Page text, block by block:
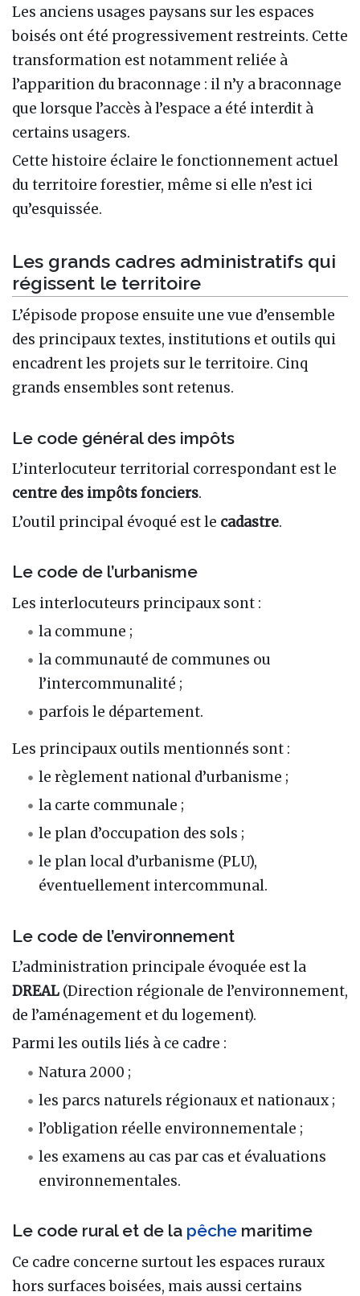
Les anciens usages paysans sur les espaces
boisés ont été progressivement restreints. Cette
transformation est notamment reliée à
l’apparition du braconnage : il n’y a braconnage
que lorsque l’accès à l’espace a été interdit à
certains usagers.
Cette histoire éclaire le fonctionnement actuel
du territoire forestier, même si elle n’est ici
qu’esquissée.
Les grands cadres administratifs qui
régissent le territoire
L’épisode propose ensuite une vue d’ensemble
des principaux textes, institutions et outils qui
encadrent les projets sur le territoire. Cinq
grands ensembles sont retenus.
Le code général des impôts
L’interlocuteur territorial correspondant est le
centre des impôts fonciers.
L’outil principal évoqué est le cadastre.
Le code de l’urbanisme
Les interlocuteurs principaux sont :
la commune ;
la communauté de communes ou
l’intercommunalité ;
parfois le département.
Les principaux outils mentionnés sont :
le règlement national d’urbanisme ;
la carte communale ;
le plan d’occupation des sols ;
le plan local d’urbanisme (PLU),
éventuellement intercommunal.
Le code de l’environnement
L’administration principale évoquée est la
DREAL (Direction régionale de l’environnement,
de l’aménagement et du logement).
Parmi les outils liés à ce cadre :
Natura 2000 ;
les parcs naturels régionaux et nationaux ;
l’obligation réelle environnementale ;
les examens au cas par cas et évaluations
environnementales.
Le code rural et de la pêche maritime
Ce cadre concerne surtout les espaces ruraux
hors surfaces boisées, mais aussi certains